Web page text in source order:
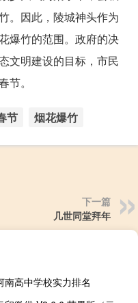
。因此，陵城神头作为
爆竹的范围。政府的决
文明建设的目标，市民
。
节 烟花爆竹
下一篇
几世同堂拜年
南高中学校实力排名